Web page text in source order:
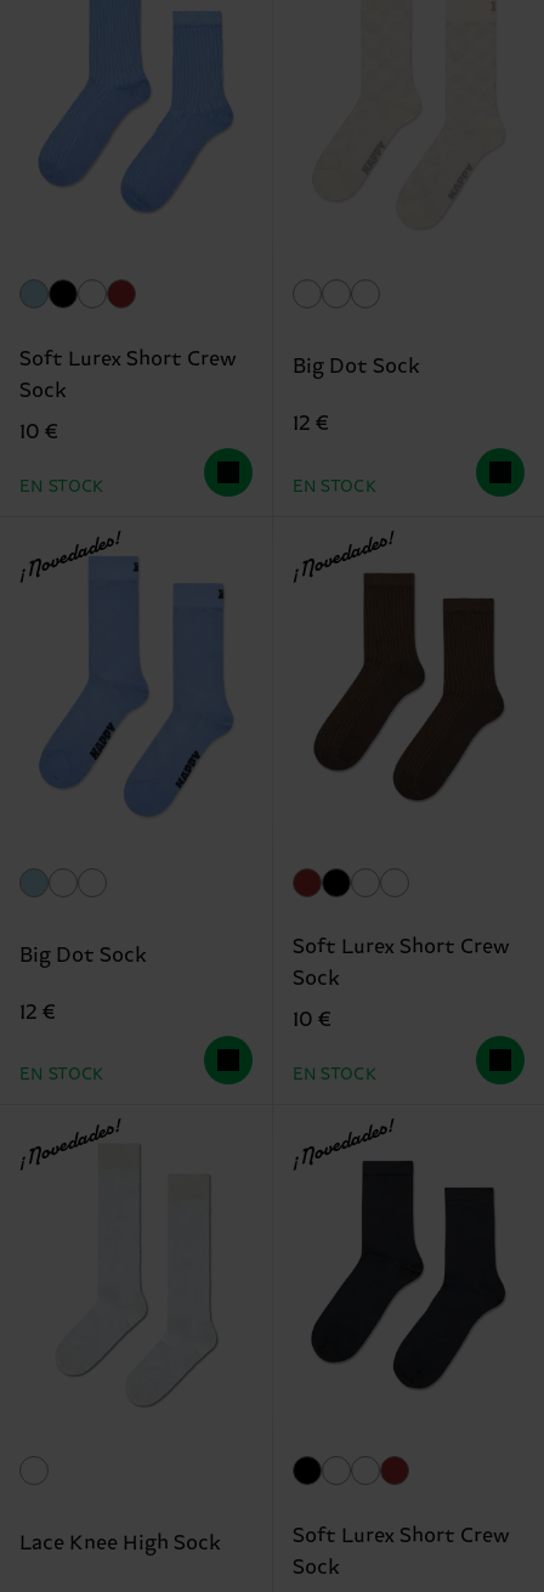
Soft Lurex Short Crew
Sock
10 €
EN STOCK
Big Dot Sock
12 €
EN STOCK
¡Novedades!
Big Dot Sock
12 €
EN STOCK
¡Novedades!
Soft Lurex Short Crew
Sock
10 €
EN STOCK
¡Novedades!
Lace Knee High Sock
¡Novedades!
Soft Lurex Short Crew
Sock